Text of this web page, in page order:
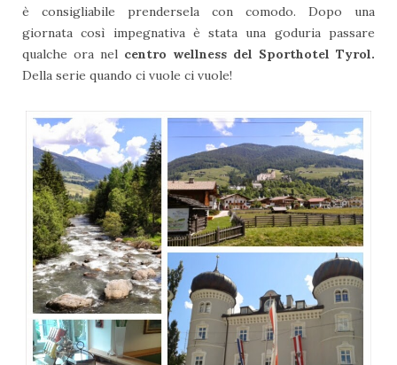
è consigliabile prendersela con comodo. Dopo una
giornata così impegnativa è stata una goduria passare
qualche ora nel centro wellness del Sporthotel Tyrol.
Della serie quando ci vuole ci vuole!